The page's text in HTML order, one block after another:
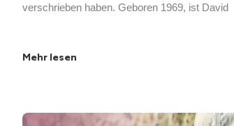
verschrieben haben. Geboren 1969, ist David
Mehr lesen